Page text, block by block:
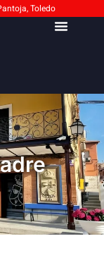
Toledo